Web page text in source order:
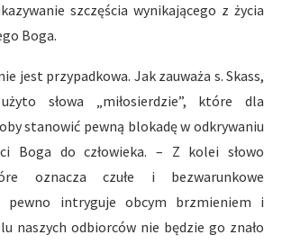
szczęścia wynikającego z życia
Boga.
jest przypadkowa. Jak zauważa s. Skass,
słowa „miłosierdzie”, które dla
stanowić pewną blokadę w odkrywaniu
Boga do człowieka. – Z kolei słowo
oznacza czułe i bezwarunkowe
pewno intryguje obcym brzmieniem i
naszych odbiorców nie będzie go znało